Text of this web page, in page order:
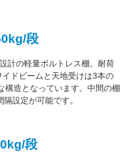
段
計の軽量ボルトレス棚。 耐荷
ドビームと天地受けは3本の
構造となっています。中間の棚
設定が可能です。
段